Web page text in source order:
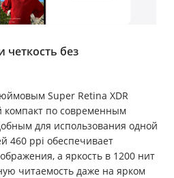
четкость без
Super Retina XDR
компакт по современным
для использования одной
460 ppi обеспечивает
а яркость в 1200 нит
читаемость даже на ярком